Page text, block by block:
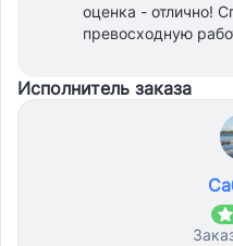
оценка - отлично!
превосходную
Исполнитель заказа